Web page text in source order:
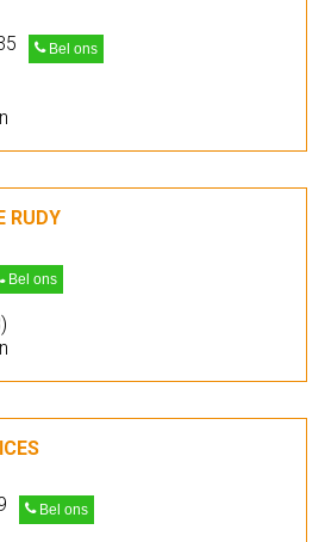
Bel ons
RUDY
Bel ons
Bel ons